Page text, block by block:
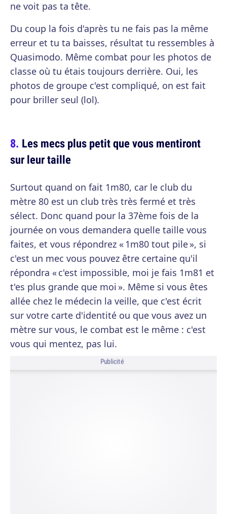
ne voit pas ta tête.
Du coup la fois d'après tu ne fais pas la même
erreur et tu ta baisses, résultat tu ressembles à
Quasimodo. Même combat pour les photos de
classe où tu étais toujours derrière. Oui, les
photos de groupe c'est compliqué, on est fait
pour briller seul (lol).
Les mecs plus petit que vous mentiront
sur leur taille
Surtout quand on fait 1m80, car le club du
mètre 80 est un club très très fermé et très
sélect. Donc quand pour la 37ème fois de la
journée on vous demandera quelle taille vous
faites, et vous répondrez « 1m80 tout pile », si
c'est un mec vous pouvez être certaine qu'il
répondra « c'est impossible, moi je fais 1m81 et
t'es plus grande que moi ». Même si vous êtes
allée chez le médecin la veille, que c'est écrit
sur votre carte d'identité ou que vous avez un
mètre sur vous, le combat est le même : c'est
vous qui mentez, pas lui.
Publicité